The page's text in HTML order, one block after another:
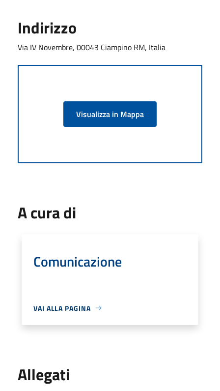
Indirizzo
Via IV Novembre, 00043 Ciampino RM, Italia
Visualizza in Mappa
A cura di
Comunicazione
VAI ALLA PAGINA
Allegati